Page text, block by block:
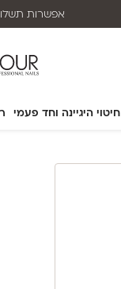
חיטוי היגיינה וחד פעמי
אפשרות תשלום עד 12